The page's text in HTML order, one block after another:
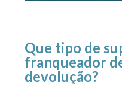
Que tipo de
franqueador
devolução?